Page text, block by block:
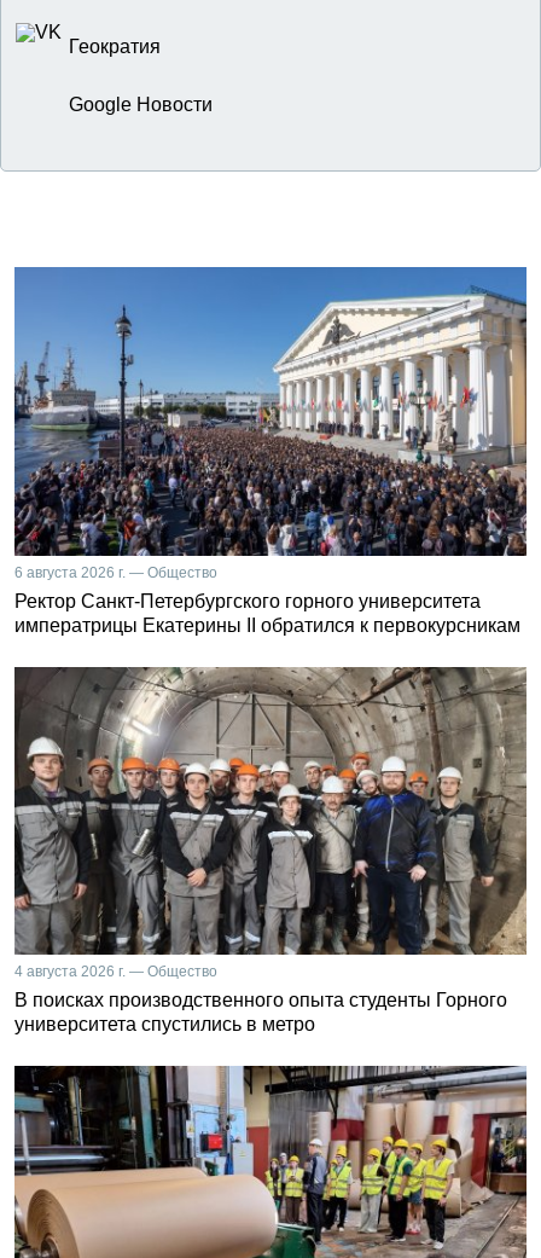
Геократия
Google Новости
6 августа 2026 г. — Общество
Ректор Санкт-Петербургского горного университета
императрицы Екатерины II обратился к первокурсникам
4 августа 2026 г. — Общество
В поисках производственного опыта студенты Горного
университета спустились в метро